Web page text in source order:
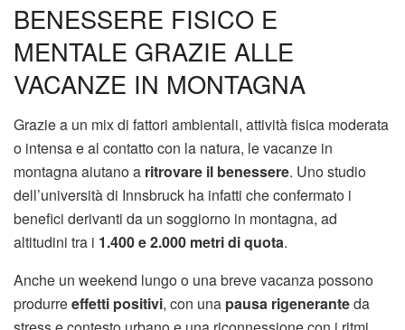
BENESSERE FISICO E
MENTALE GRAZIE ALLE
VACANZE IN MONTAGNA
Grazie a un mix di fattori ambientali, attività fisica moderata
o intensa e al contatto con la natura, le vacanze in
montagna aiutano a ritrovare il benessere. Uno studio
dell’università di Innsbruck ha infatti che confermato i
benefici derivanti da un soggiorno in montagna, ad
altitudini tra i 1.400 e 2.000 metri di quota.
Anche un weekend lungo o una breve vacanza possono
produrreeffetti positivi, con una pausa rigeneranteda